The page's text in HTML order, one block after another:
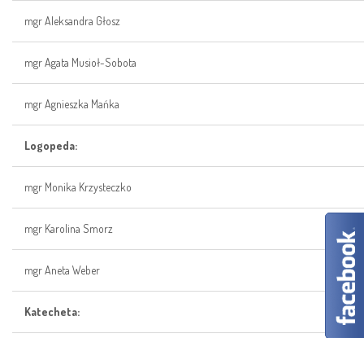
mgr Aleksandra Głosz
mgr Agata Musioł-Sobota
mgr Agnieszka Mańka
Logopeda:
mgr Monika Krzysteczko
mgr Karolina Smorz
mgr Aneta Weber
Katecheta: